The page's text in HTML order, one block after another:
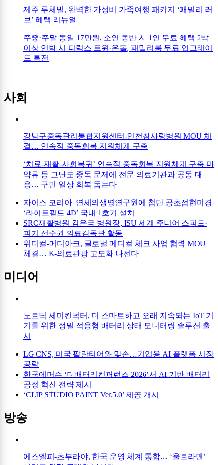
제주 루체빌, 완벽한 가성비 가족여행 패키지 ‘패밀리 러
브’ 혜택 리뉴얼
주중·주말 동일 17만원, 소인 동반 시 1인 무료 혜택 2박
이상 연박 시 디럭스 트윈·온돌, 패밀리룸 무료 업그레이
드 특전
사회
강남구중독관리통합지원센터-인천참사랑병원 MOU 체
결… 연속적 중독회복 지원체계 구축
‘치료-재활-사회복귀’ 연속적 중독회복 지원체계 구축 마
약류 등 고난도 중독 문제에 전문 의료기관과 공동 대
응… 구민 일상 회복 돕는다
자이스 코리아, 연세의생명연구원에 첨단 공초점현미경
‘라이트필드 4D’ 국내 1호기 설치
SRC재활병원 김은국 병원장, ISU 세계 주니어 스피드·
피겨 선수권 의료감독관 활동
위디컬-메디아크, 글로벌 메디컬 체크 사업 협력 MOU
체결… K-의료관광 고도화 나선다
미디어
노르딕 세미컨덕터, 더 스마트하고 오래 지속되는 IoT 기
기를 위한 정밀 적응형 배터리 상태 모니터링 솔루션 출
시
LG CNS, 미국 팔란티어와 맞손…기업용 AI 플랫폼 시장
공략
한국에머슨 ‘더배터리컨퍼런스 2026’서 AI 기반 배터리
공정 혁신 전략 제시
‘CLIP STUDIO PAINT Ver.5.0’ 제공 개시
방송
에스엘피-츠부라야, 한국 운영 체계 통합… ‘울트라맨’